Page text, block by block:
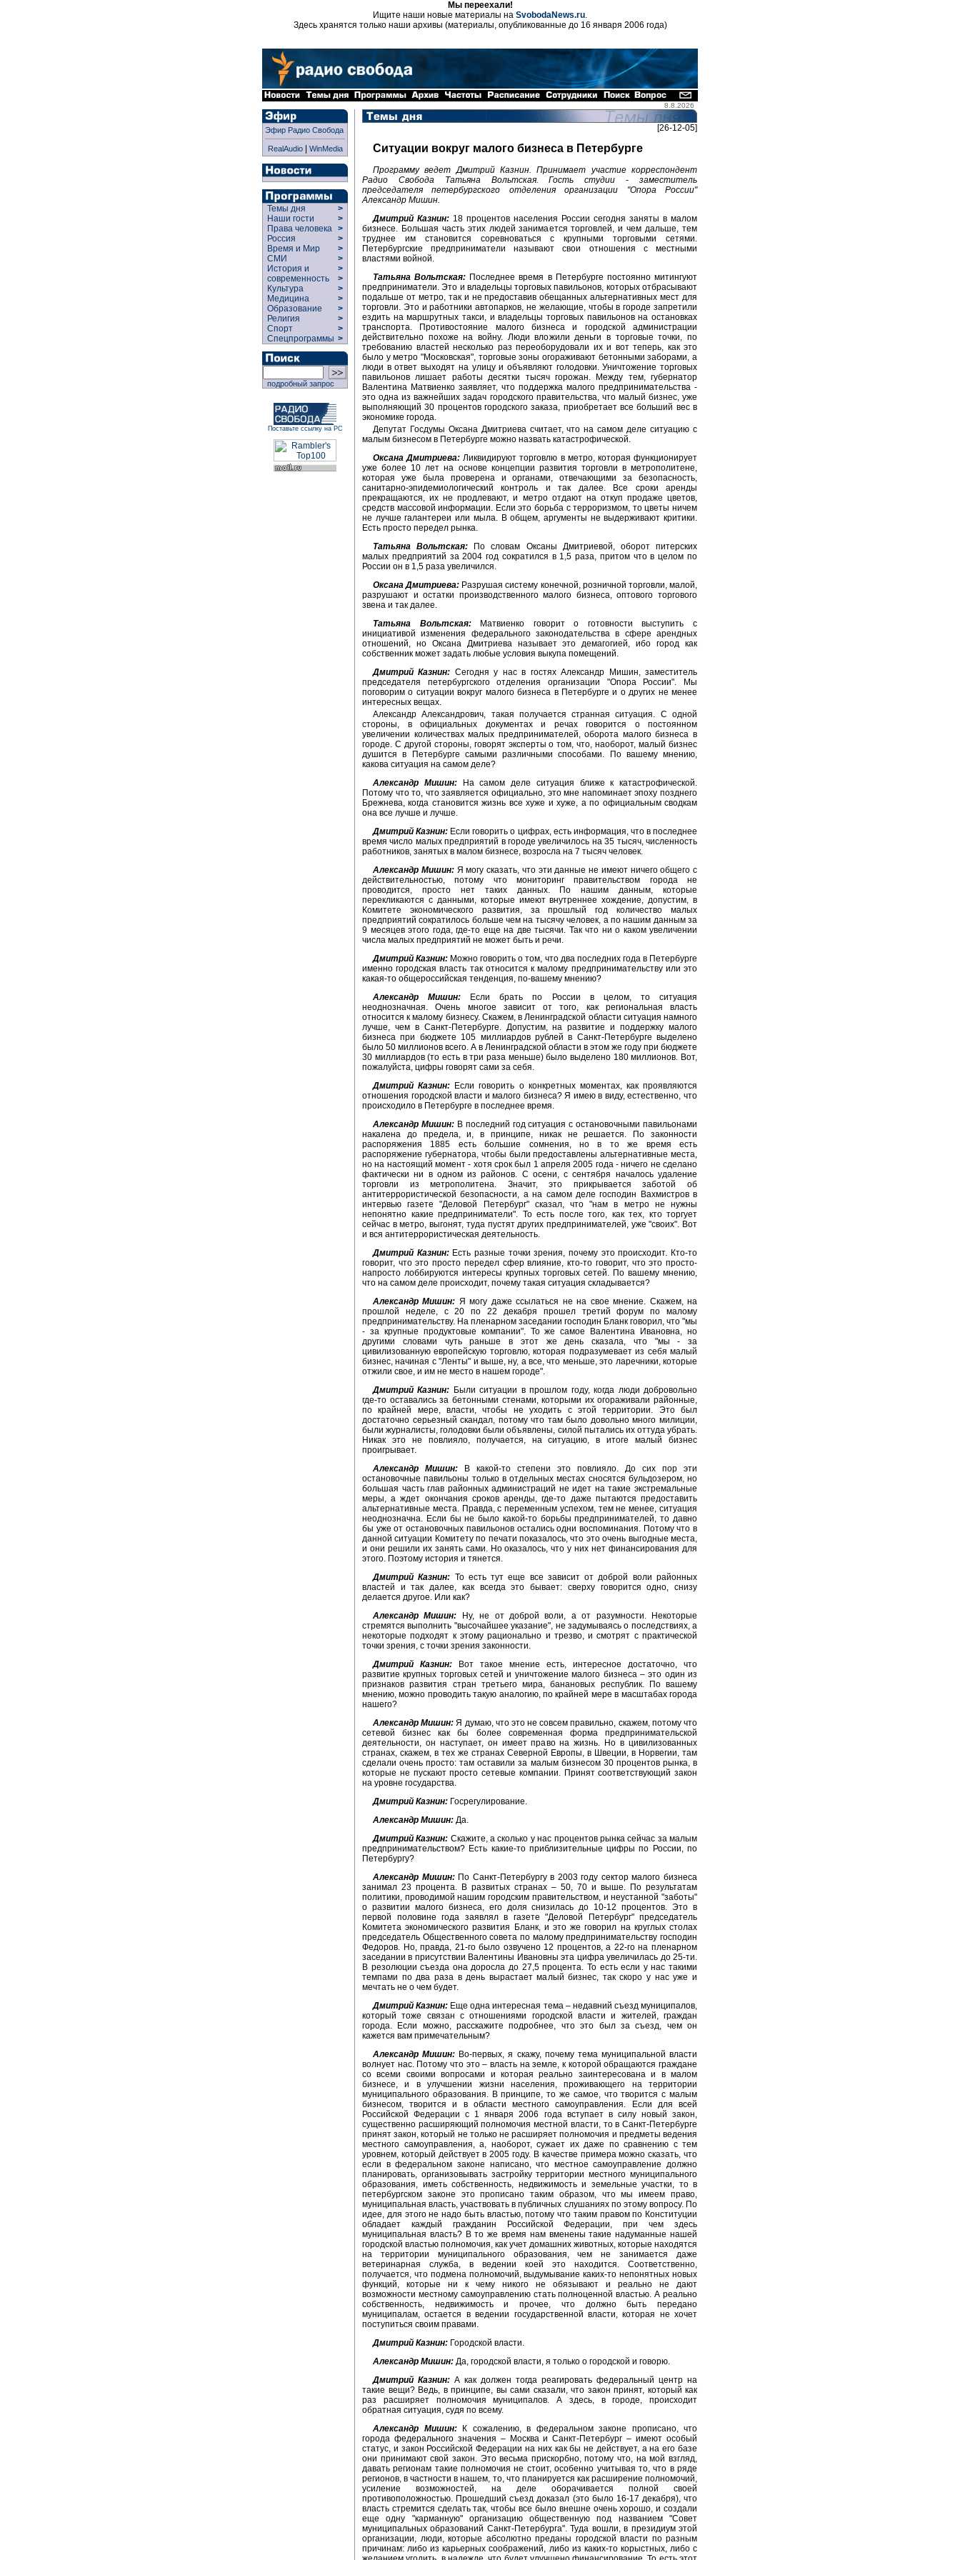
Мы переехали!
Ищите наши новые материалы на SvobodaNews.ru.
Здесь хранятся только наши архивы (материалы, опубликованные до 16 января 2006 года)
8.8.2026
Эфир Радио Свобода
RealAudio| WinMedia
Темы дня
>
Наши гости
>
Права человека >
Россия
>
Время и Мир
>
СМИ
>
История и
современность
>
>
Культура
>
Медицина
>
Образование
>
Религия
>
Спорт
>
Спецпрограммы >
подробный запрос
Поставьте ссылку на РС
[26-12-05]
Ситуации вокруг малого бизнеса в Петербурге
Программу ведет Дмитрий Казнин. Принимает участие корреспондент
Радио Свобода Татьяна Вольтская. Гость студии - заместитель
председателя петербургского отделения организации "Опора России"
Александр Мишин.
Дмитрий Казнин: 18 процентов населения России сегодня заняты в малом
бизнесе. Большая часть этих людей занимается торговлей, и чем дальше, тем
труднее им становится соревноваться с крупными торговыми сетями.
Петербургские предприниматели называют свои отношения с местными
властями войной.
Татьяна Вольтская: Последнее время в Петербурге постоянно митингуют
предприниматели. Это и владельцы торговых павильонов, которых отбрасывают
подальше от метро, так и не предоставив обещанных альтернативных мест для
торговли. Это и работники автопарков, не желающие, чтобы в городе запретили
ездить на маршрутных такси, и владельцы торговых павильонов на остановках
транспорта. Противостояние малого бизнеса и городской администрации
действительно похоже на войну. Люди вложили деньги в торговые точки, по
требованию властей несколько раз переоборудовали их и вот теперь, как это
было у метро "Московская", торговые зоны огораживают бетонными заборами, а
люди в ответ выходят на улицу и объявляют голодовки. Уничтожение торговых
павильонов лишает работы десятки тысяч горожан. Между тем, губернатор
Валентина Матвиенко заявляет, что поддержка малого предпринимательства -
это одна из важнейших задач городского правительства, что малый бизнес, уже
выполняющий 30 процентов городского заказа, приобретает все больший вес в
экономике города.
Депутат Госдумы Оксана Дмитриева считает, что на самом деле ситуацию с
малым бизнесом в Петербурге можно назвать катастрофической.
Оксана Дмитриева: Ликвидируют торговлю в метро, которая функционирует
уже более 10 лет на основе концепции развития торговли в метрополитене,
которая уже была проверена и органами, отвечающими за безопасность,
санитарно-эпидемиологический контроль и так далее. Все сроки аренды
прекращаются, их не продлевают, и метро отдают на откуп продаже цветов,
средств массовой информации. Если это борьба с терроризмом, то цветы ничем
не лучше галантереи или мыла. В общем, аргументы не выдерживают критики.
Есть просто передел рынка.
Татьяна Вольтская: По словам Оксаны Дмитриевой, оборот питерских
малых предприятий за 2004 год сократился в 1,5 раза, притом что в целом по
России он в 1,5 раза увеличился.
Оксана Дмитриева: Разрушая систему конечной, розничной торговли, малой,
разрушают и остатки производственного малого бизнеса, оптового торгового
звена и так далее.
Татьяна Вольтская:Матвиенко говорит о готовности выступить с
инициативой изменения федерального законодательства в сфере арендных
отношений, но Оксана Дмитриева называет это демагогией, ибо город как
собственник может задать любые условия выкупа помещений.
Дмитрий Казнин: Сегодня у нас в гостях Александр Мишин, заместитель
председателя петербургского отделения организации "Опора России". Мы
поговорим о ситуации вокруг малого бизнеса в Петербурге и о других не менее
интересных вещах.
Александр Александрович, такая получается странная ситуация. С одной
стороны, в официальных документах и речах говорится о постоянном
увеличении количествах малых предпринимателей, оборота малого бизнеса в
городе. С другой стороны, говорят эксперты о том, что, наоборот, малый бизнес
душится в Петербурге самыми различными способами. По вашему мнению,
какова ситуация на самом деле?
Александр Мишин:На самом деле ситуация ближе к катастрофической.
Потому что то, что заявляется официально, это мне напоминает эпоху позднего
Брежнева, когда становится жизнь все хуже и хуже, а по официальным сводкам
она все лучше и лучше.
Дмитрий Казнин: Если говорить о цифрах, есть информация, что в последнее
время число малых предприятий в городе увеличилось на 35 тысяч, численность
работников, занятых в малом бизнесе, возросла на 7 тысяч человек.
Александр Мишин:Я могу сказать, что эти данные не имеют ничего общего с
действительностью, потому что мониторинг правительством города не
проводится, просто нет таких данных. По нашим данным, которые
перекликаются с данными, которые имеют внутреннее хождение, допустим, в
Комитете экономического развития, за прошлый год количество малых
предприятий сократилось больше чем на тысячу человек, а по нашим данным за
9 месяцев этого года, где-то еще на две тысячи. Так что ни о каком увеличении
числа малых предприятий не может быть и речи.
Дмитрий Казнин: Можно говорить о том, что два последних года в Петербурге
именно городская власть так относится к малому предпринимательству или это
какая-то общероссийская тенденция, по-вашему мнению?
Александр Мишин: Если брать по России в целом, то ситуация
неоднозначная. Очень многое зависит от того, как региональная власть
относится к малому бизнесу. Скажем, в Ленинградской области ситуация намного
лучше, чем в Санкт-Петербурге. Допустим, на развитие и поддержку малого
бизнеса при бюджете 105 миллиардов рублей в Санкт-Петербурге выделено
было 50 миллионов всего. А в Ленинградской области в этом же году при бюджете
30 миллиардов (то есть в три раза меньше) было выделено 180 миллионов. Вот,
пожалуйста, цифры говорят сами за себя.
Дмитрий Казнин: Если говорить о конкретных моментах, как проявляются
отношения городской власти и малого бизнеса? Я имею в виду, естественно, что
происходило в Петербурге в последнее время.
Александр Мишин:В последний год ситуация с остановочными павильонами
накалена до предела, и, в принципе, никак не решается. По законности
распоряжения 1885 есть большие сомнения, но в то же время есть
распоряжение губернатора, чтобы были предоставлены альтернативные места,
но на настоящий момент - хотя срок был 1 апреля 2005 года - ничего не сделано
фактически ни в одном из районов. С осени, с сентября началось удаление
торговли из метрополитена. Значит, это прикрывается заботой об
антитеррористической безопасности, а на самом деле господин Вахмистров в
интервью газете "Деловой Петербург" сказал, что "нам в метро не нужны
непонятно какие предприниматели". То есть после того, как тех, кто торгует
сейчас в метро, выгонят, туда пустят других предпринимателей, уже "своих". Вот
и вся антитеррористическая деятельность.
Дмитрий Казнин:Есть разные точки зрения, почему это происходит. Кто-то
говорит, что это просто передел сфер влияние, кто-то говорит, что это просто-
напросто лоббируются интересы крупных торговых сетей. По вашему мнению,
что на самом деле происходит, почему такая ситуация складывается?
Александр Мишин: Я могу даже ссылаться не на свое мнение. Скажем, на
прошлой неделе, с 20 по 22 декабря прошел третий форум по малому
предпринимательству. На пленарном заседании господин Бланк говорил, что "мы
- за крупные продуктовые компании". То же самое Валентина Ивановна, но
другими словами чуть раньше в этот же день сказала, что "мы - за
цивилизованную европейскую торговлю, которая подразумевает из себя малый
бизнес, начиная с "Ленты" и выше, ну, а все, что меньше, это ларечники, которые
отжили свое, и им не место в нашем городе".
Дмитрий Казнин: Были ситуации в прошлом году, когда люди добровольно
где-то оставались за бетонными стенами, которыми их огораживали районные,
по крайней мере, власти, чтобы не уходить с этой территории. Это был
достаточно серьезный скандал, потому что там было довольно много милиции,
были журналисты, голодовки были объявлены, силой пытались их оттуда убрать.
Никак это не повлияло, получается, на ситуацию, в итоге малый бизнес
проигрывает.
Александр Мишин: В какой-то степени это повлияло. До сих пор эти
остановочные павильоны только в отдельных местах сносятся бульдозером, но
большая часть глав районных администраций не идет на такие экстремальные
меры, а ждет окончания сроков аренды, где-то даже пытаются предоставить
альтернативные места. Правда, с переменным успехом, тем не менее, ситуация
неоднозначна. Если бы не было какой-то борьбы предпринимателей, то давно
бы уже от остановочных павильонов остались одни воспоминания. Потому что в
данной ситуации Комитету по печати показалось, что это очень выгодные места,
и они решили их занять сами. Но оказалось, что у них нет финансирования для
этого. Поэтому история и тянется.
Дмитрий Казнин: То есть тут еще все зависит от доброй воли районных
властей и так далее, как всегда это бывает: сверху говорится одно, снизу
делается другое. Или как?
Александр Мишин: Ну, не от доброй воли, а от разумности. Некоторые
стремятся выполнить "высочайшее указание", не задумываясь о последствиях, а
некоторые подходят к этому рационально и трезво, и смотрят с практической
точки зрения, с точки зрения законности.
Дмитрий Казнин: Вот такое мнение есть, интересное достаточно, что
развитие крупных торговых сетей и уничтожение малого бизнеса – это один из
признаков развития стран третьего мира, банановых республик. По вашему
мнению, можно проводить такую аналогию, по крайней мере в масштабах города
нашего?
Александр Мишин: Я думаю, что это не совсем правильно, скажем, потому что
сетевой бизнес как бы более современная форма предпринимательской
деятельности, он наступает, он имеет право на жизнь. Но в цивилизованных
странах, скажем, в тех же странах Северной Европы, в Швеции, в Норвегии, там
сделали очень просто: там оставили за малым бизнесом 30 процентов рынка, в
которые не пускают просто сетевые компании. Принят соответствующий закон
на уровне государства.
Дмитрий Казнин: Госрегулирование.
Александр Мишин: Да.
Дмитрий Казнин: Скажите, а сколько у нас процентов рынка сейчас за малым
предпринимательством? Есть какие-то приблизительные цифры по России, по
Петербургу?
Александр Мишин:По Санкт-Петербургу в 2003 году сектор малого бизнеса
занимал 23 процента. В развитых странах – 50, 70 и выше. По результатам
политики, проводимой нашим городским правительством, и неустанной "заботы"
о развитии малого бизнеса, его доля снизилась до 10-12 процентов. Это в
первой половине года заявлял в газете "Деловой Петербург" председатель
Комитета экономического развития Бланк, и это же говорил на круглых столах
председатель Общественного совета по малому предпринимательству господин
Федоров. Но, правда, 21-го было озвучено 12 процентов, а 22-го на пленарном
заседании в присутствии Валентины Ивановны эта цифра увеличилась до 25-ти.
В резолюции съезда она доросла до 27,5 процента. То есть если у нас такими
темпами по два раза в день вырастает малый бизнес, так скоро у нас уже и
мечтать не о чем будет.
Дмитрий Казнин: Еще одна интересная тема – недавний съезд муниципалов,
который тоже связан с отношениями городской власти и жителей, граждан
города. Если можно, расскажите подробнее, что это был за съезд, чем он
кажется вам примечательным?
Александр Мишин: Во-первых, я скажу, почему тема муниципальной власти
волнует нас. Потому что это – власть на земле, к которой обращаются граждане
со всеми своими вопросами и которая реально заинтересована и в малом
бизнесе, и в улучшении жизни населения, проживающего на территории
муниципального образования. В принципе, то же самое, что творится с малым
бизнесом, творится и в области местного самоуправления. Если для всей
Российской Федерации с 1 января 2006 года вступает в силу новый закон,
существенно расширяющий полномочия местной власти, то в Санкт-Петербурге
принят закон, который не только не расширяет полномочия и предметы ведения
местного самоуправления, а, наоборот, сужает их даже по сравнению с тем
уровнем, который действует в 2005 году. В качестве примера можно сказать, что
если в федеральном законе написано, что местное самоуправление должно
планировать, организовывать застройку территории местного муниципального
образования, иметь собственность, недвижимость и земельные участки, то в
петербургском законе это прописано таким образом, что мы имеем право,
муниципальная власть, участвовать в публичных слушаниях по этому вопросу. По
идее, для этого не надо быть властью, потому что таким правом по Конституции
обладает каждый гражданин Российской Федерации, при чем здесь
муниципальная власть? В то же время нам вменены такие надуманные нашей
городской властью полномочия, как учет домашних животных, которые находятся
на территории муниципального образования, чем не занимается даже
ветеринарная служба, в ведении коей это находится. Соответственно,
получается, что подмена полномочий, выдумывание каких-то непонятных новых
функций, которые ни к чему никого не обязывают и реально не дают
возможности местному самоуправлению стать полноценной властью. А реально
собственность, недвижимость и прочее, что должно быть передано
муниципалам, остается в ведении государственной власти, которая не хочет
поступиться своим правами.
Дмитрий Казнин: Городской власти.
Александр Мишин: Да, городской власти, я только о городской и говорю.
Дмитрий Казнин: А как должен тогда реагировать федеральный центр на
такие вещи? Ведь, в принципе, вы сами сказали, что закон принят, который как
раз расширяет полномочия муниципалов. А здесь, в городе, происходит
обратная ситуация, судя по всему.
Александр Мишин:К сожалению, в федеральном законе прописано, что
города федерального значения – Москва и Санкт-Петербург – имеют особый
статус, и закон Российской Федерации на них как бы не действует, а на его базе
они принимают свой закон. Это весьма прискорбно, потому что, на мой взгляд,
давать регионам такие полномочия не стоит, особенно учитывая то, что в ряде
регионов, в частности в нашем, то, что планируется как расширение полномочий,
усиление возможностей, на деле оборачивается полной своей
противоположностью. Прошедший съезд доказал (это было 16-17 декабря), что
власть стремится сделать так, чтобы все было внешне очень хорошо, и создали
еще одну "карманную" организацию общественную под названием "Совет
муниципальных образований Санкт-Петербурга". Туда вошли, в президиум этой
организации, люди, которые абсолютно преданы городской власти по разным
причинам: либо из карьерных соображений, либо из каких-то корыстных, либо с